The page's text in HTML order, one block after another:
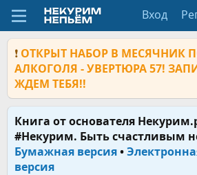
Вход
❗ ОТКРЫТ НАБОР В МЕСЯЧНИК
АЛКОГОЛЯ - УВЕРТЮРА 57!
ЖДЕМ ТЕБЯ!!
Книга от основателя
#Некурим. Быть счастливым
Бумажная версия•
версия